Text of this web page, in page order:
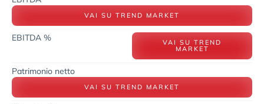
VAI SU TREND MARKET
EBITDA % VAI SU TREND
MARKET
Patrimonio netto
VAI SU TREND MARKET